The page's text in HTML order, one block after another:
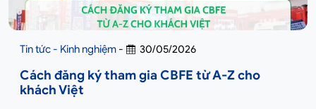
Tin tức - Kinh nghiệm - 30/05/2026
Cách đăng ký tham gia CBFE từ A-Z cho
khách Việt